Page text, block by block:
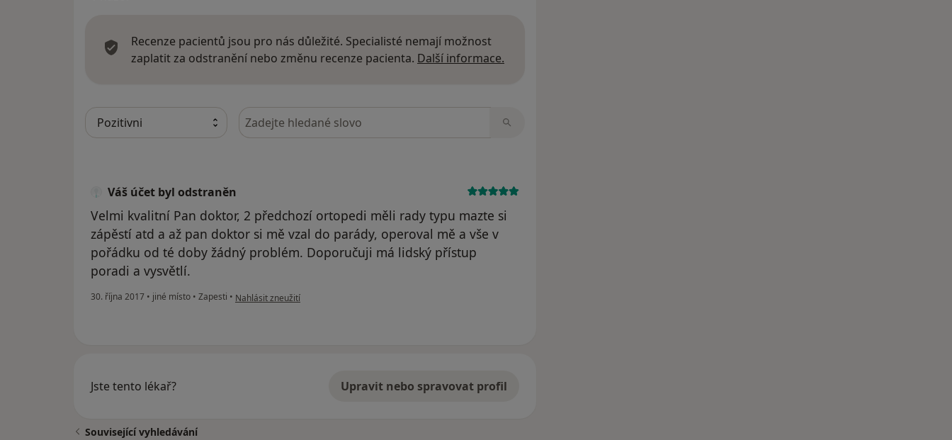
Recenze pacientů jsou pro nás důležité. Specialisté nemají možnost
zaplatit za odstranění nebo změnu recenze pacienta. Další informace.
Hledejte v názorech
Váš účet byl odstraněn
Velmi kvalitní Pan doktor, 2 předchozí ortopedi měli rady typu mazte si
zápěstí atd a až pan doktor si mě vzal do parády, operoval mě a vše v
pořádku od té doby žádný problém. Doporučuji má lidský přístup
poradi a vysvětlí.
30. října 2017 • jiné místo • Zapesti • podle názoru uživatele Váš účet byl odstraněn
Nahlásit zneužití
Jste tento lékař? Upravit nebo spravovat profil
Související vyhledávání